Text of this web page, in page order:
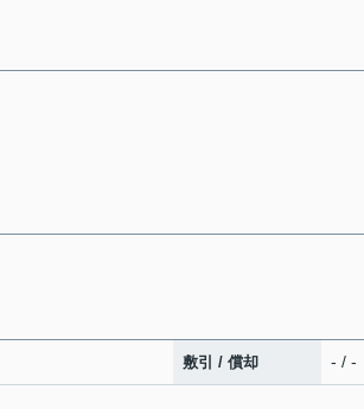
敷引 / 償却 - / -